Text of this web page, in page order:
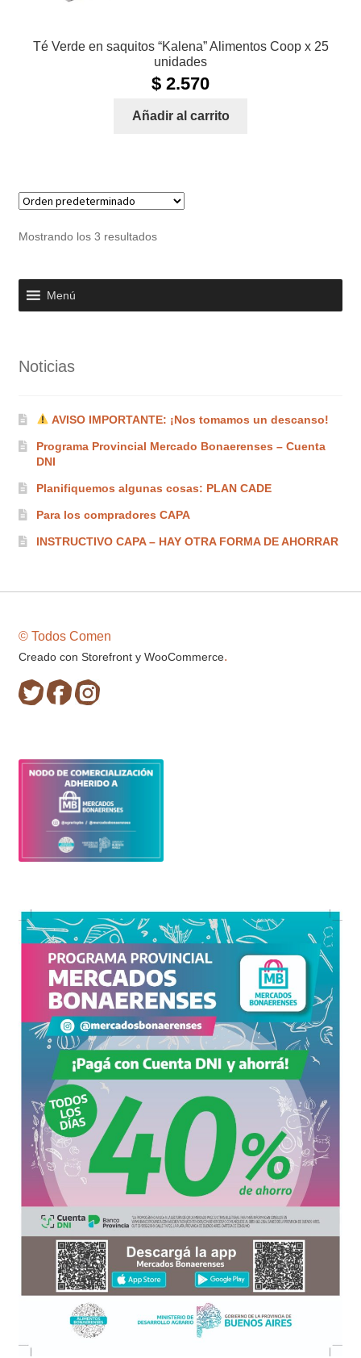
Té Verde en saquitos “Kalena” Alimentos Coop x 25
unidades
$ 2.570
Añadir al carrito
Mostrando los 3 resultados
Menú
Noticias
AVISO IMPORTANTE: ¡Nos tomamos un descanso!
Programa Provincial Mercado Bonaerenses – Cuenta
DNI
Planifiquemos algunas cosas: PLAN CADE
Para los compradores CAPA
INSTRUCTIVO CAPA – HAY OTRA FORMA DE AHORRAR
© Todos Comen
Creado con Storefront y WooCommerce.